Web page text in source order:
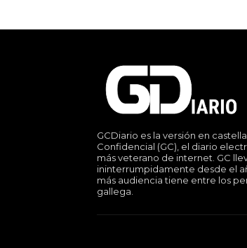
GCDiario es la versión en
Confidencial (GC), el diario
más veterano de internet. GC
ininterrumpidamente desde el
más audiencia tiene entre los
gallega.